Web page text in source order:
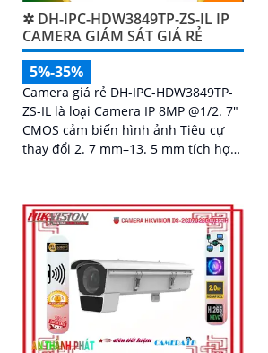
✲ DH-IPC-HDW3849TP-ZS-IL IP
CAMERA GIÁM SÁT GIÁ RẺ
5%-35%
Camera giá rẻ DH-IPC-HDW3849TP-
ZS-IL là loại Camera IP 8MP @1/2. 7"
CMOS cảm biến hình ảnh Tiêu cự
thay đổi 2. 7 mm–13. 5 mm tích hợp